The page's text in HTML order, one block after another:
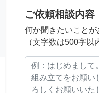
ご依頼相談内容
何か聞きたいこと
（文字数は500字以